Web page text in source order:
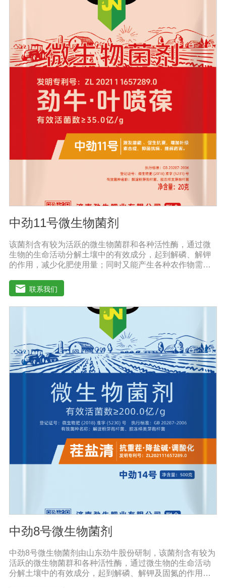
到促进植物生长的作用。●传导性强，生根护根，平衡土壤
微生物环境，形成有益菌屏障，提高作物的抗病性，苗齐
苗壮。●增强植物免疫能力，提高植物对高温、低温、干
旱、药害、盐害等逆境的抗逆能力。●营养丰富，促进植物
生长发育，叶片更加柔软浓绿、毛细根增多，预防早衰，
增产提质。【适用范围】玉米、小麦、果树、土豆、红
薯、辣椒、番茄、黄瓜丶韮菜、甘蓝等瓜果、蔬菜。【注
意事项】1.本品内含大量有益活菌，不可与杀菌剂混合使
用，用过农药 的喷雾器一定要认真清洗后在喷菌剂。2.本
品如与化肥混用，要现混现用。【贮 存】于阴凉干燥处保
存，避免阳光直射和雨淋【保 质 期】24个月【性 状】粉
剂【活 菌 数】≥10亿/克
中劲11号微生物菌剂
该菌剂含有较为活跃的微生物菌群和各种活性酶，通过微
生物的生命活动分解土壤中的有效成分，起到解磷、解钾
的作用，减少化肥使用量；同时又能产生各种农作物需要
节植物生长;并且能产生抗生素、系统防卫酶等多种物质，
可以抑制细菌或真菌性病害或诱导系统抗性，间接达到促
进植物生长的作用。【产品功能】1、改善土壤养分：疏松
土壤，提高土壤通透性和保水保肥能力，增加土壤有机
减产问题。2、解磷解钾、提高化肥利用率：有效菌能分解
土壤中的有机质，减少氮肥的流失;其中解钾解磷菌能将土
壤中固化的化学钾肥、化学磷肥分解转化为速效钾、速效
磷。3、改善作物品质：使用菌剂后，作物中的蛋白质、糖
分、氨基酸、维生素等有益成分含量有所提高，起到改善
作物品质的作用。4、增强作物的抗逆性能、提高产量：分
泌赤霉素、细胞分裂素、生长素等活性物质，刺激、调
节、促进作物的生长发育，增强农作物的抗逆性能，有利
于农作物的增产【用法用量】拌种：在干种(含包衣种子)或
催芽种子上撒上少许水，均匀湿润种子后，将本品撒在种
子上拌匀，晾千后播种。用量：粮食类用20g本品拌2斤，
稻种或4斤，玉米种、大豆种或15斤小麦种，花生种用20g
本品拌20-40斤种子，瓜菜类用20g本品拌3公斤种子。可
有效提高种子出芽率，减少苗期病害的发生。
联系我们
中劲8号微生物菌剂
中劲8号微生物菌剂由山东劲牛股份研制，该菌剂含有较为
活跃的微生物菌群和各种活性酶，通过微生物的生命活动
分解土壤中的有效成分，起到解磷、解钾及固氮的作用，